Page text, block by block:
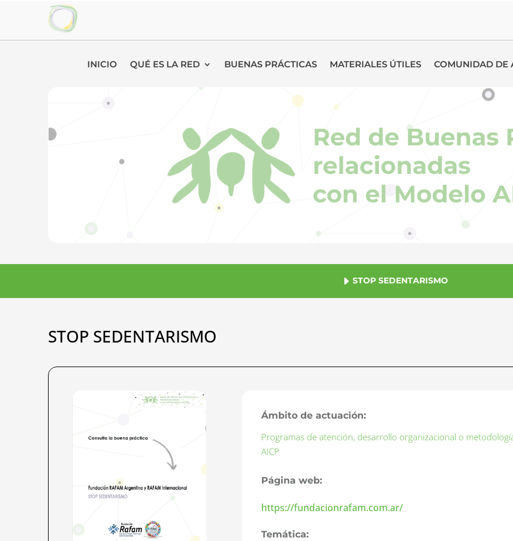
INICIO QUÉ ES LA RED BUENAS PRÁCTICAS MATERIALES ÚTILES COMUNIDAD DE
STOP SEDENTARISMO
STOP SEDENTARISMO
Ámbito de actuación:
Programas de atención, desarrollo organizacional o
AICP
Página web:
https://fundacionrafam.com.ar/
Temática: